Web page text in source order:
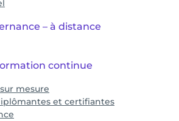
– à distance
continue
mesure
et certifiantes